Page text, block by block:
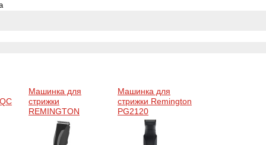
Машинка для
стрижки
REMINGTON
HC5150
Машинка для
стрижки Remington
PG2120